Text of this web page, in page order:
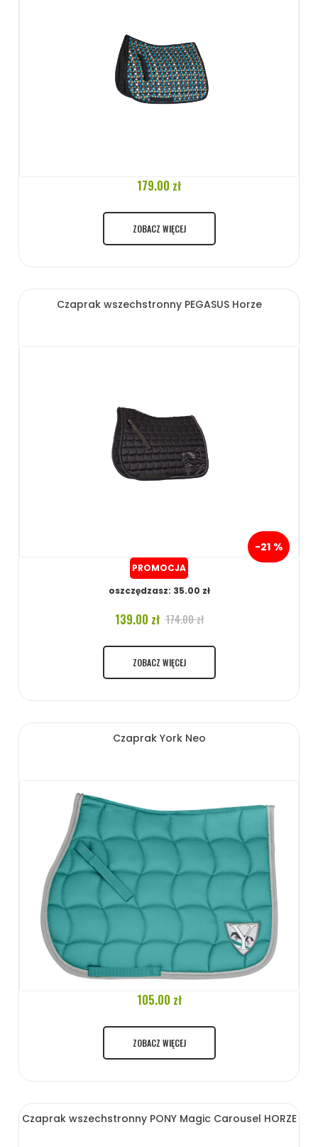
179.00 zł
ZOBACZ WIĘCEJ
Czaprak wszechstronny PEGASUS Horze
PROMOCJA
-21 %
oszczędzasz: 35.00 zł
139.00 zł 174.00 zł
ZOBACZ WIĘCEJ
Czaprak York Neo
105.00 zł
ZOBACZ WIĘCEJ
Czaprak wszechstronny PONY Magic Carousel HORZE